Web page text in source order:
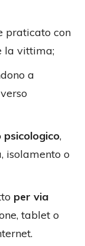
praticato con
la vittima;
a
psicologico,
isolamento o
per via
tablet o